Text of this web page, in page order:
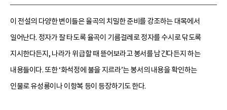
이 전설의 다양한 변이들은 율곡의 치밀한 준비를 강조하는 대목에서
일어난다. 정자가 잘 타도록 율곡이 기름걸레로 정자를 수시로 닦도록
지시한다든지, 나라가 위급할 때 뜯어보라고 봉서를 남긴다든지 하는
내용들이다. 또한 ‘화석정에 불을 지르라’는 봉서의 내용을 확인하는
인물로 유성룡이나 이항복 등이 등장하기도 한다.